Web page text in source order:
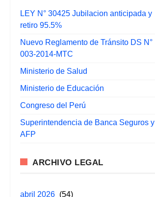
LEY N° 30425 Jubilacion anticipada y
retiro 95.5%
Nuevo Reglamento de Tránsito DS N°
003-2014-MTC
Ministerio de Salud
Ministerio de Educación
Congreso del Perú
Superintendencia de Banca Seguros y
AFP
ARCHIVO LEGAL
abril 2026 (54)